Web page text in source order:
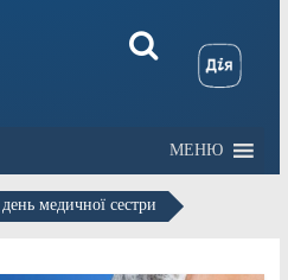
МЕНЮ
медичної сестри